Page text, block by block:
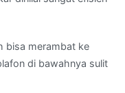
bisa merambat ke
di bawahnya sulit